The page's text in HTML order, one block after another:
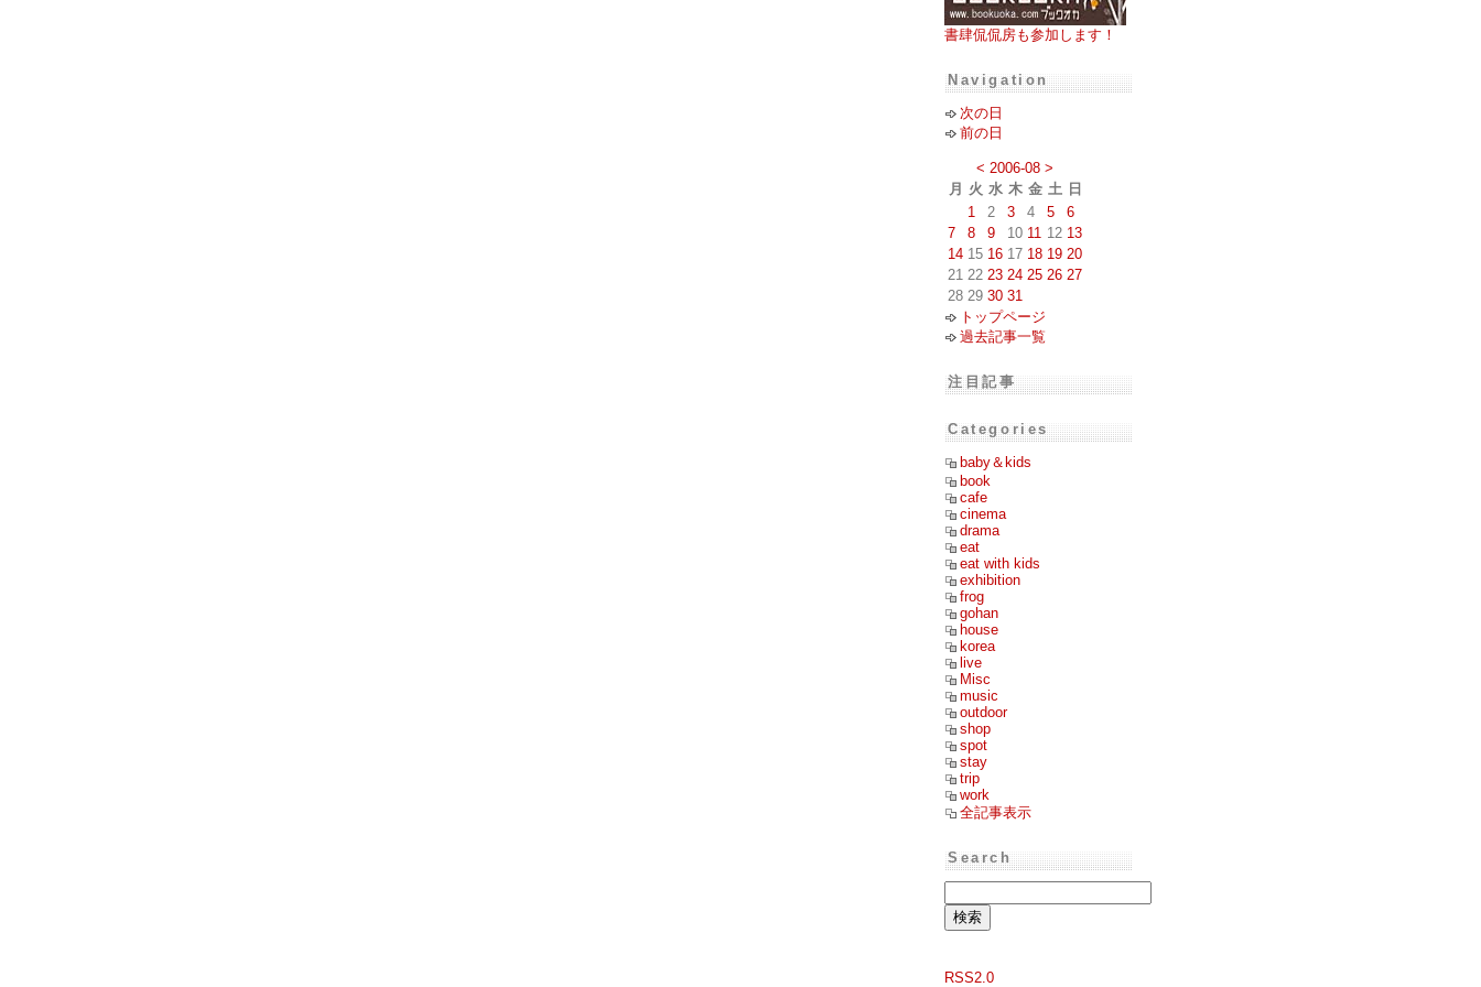
書肆侃侃房も参加します！
Navigation
次の日
前の日
< 2006-08 >
月
火 水 木 金 土 日
1
2 3 4 5
6
7
8 9 10 11 12 13
14 15 16 17 18 19 20
21 22 23 24 25 26 27
28 29 30 31
トップページ
過去記事一覧
注目記事
Categories
baby＆kids
book
cafe
cinema
drama
eat
eat with kids
exhibition
frog
gohan
house
korea
live
Misc
music
outdoor
shop
spot
stay
trip
work
全記事表示
Search
RSS2.0